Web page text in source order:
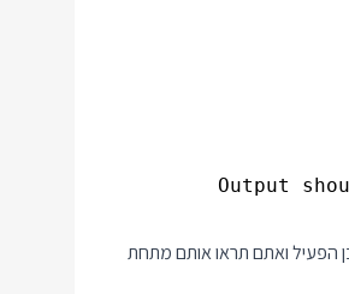
הפעיל ואתם תראו אותם מתחת